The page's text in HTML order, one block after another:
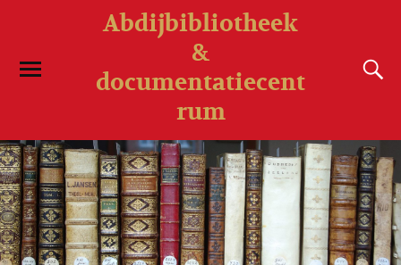
Abdijbibliotheek
&
documentatiecent
rum